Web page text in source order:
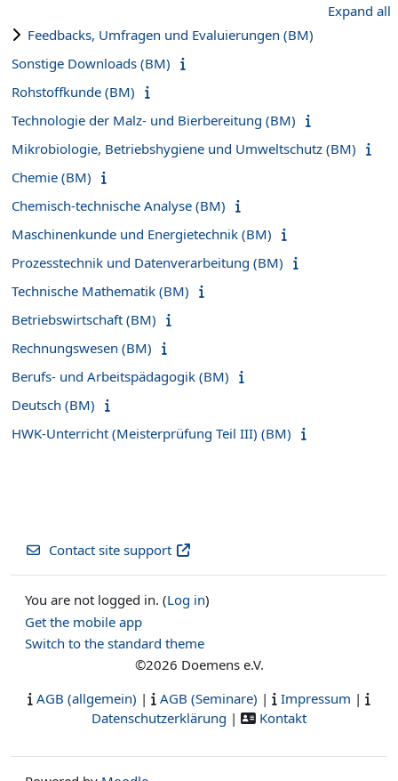
Expand all
Feedbacks, Umfragen und Evaluierungen (BM)
Sonstige Downloads (BM)
Rohstoffkunde (BM)
Technologie der Malz- und Bierbereitung (BM)
Mikrobiologie, Betriebshygiene und Umweltschutz (BM)
Chemie (BM)
Chemisch-technische Analyse (BM)
Maschinenkunde und Energietechnik (BM)
Prozesstechnik und Datenverarbeitung (BM)
Technische Mathematik (BM)
Betriebswirtschaft (BM)
Rechnungswesen (BM)
Berufs- und Arbeitspädagogik (BM)
Deutsch (BM)
HWK-Unterricht (Meisterprüfung Teil III) (BM)
Contact site support
You are not logged in. (Log in)
Get the mobile app
Switch to the standard theme
©2026 Doemens e.V.
AGB (allgemein) | AGB (Seminare) | Impressum |
Datenschutzerklärung | Kontakt